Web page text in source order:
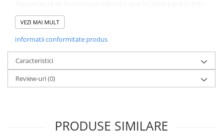
Baterii purificator
Carcase de schimb
Chei strangere
Cleme si suporti
Conectori si fitinguri
Garnituri si oringuri
С
Nu conține (poli) fosfați, este inofensiv pentru oameni și mediu
Cu filtrul Scalex, veți reduce cheltuielile asociate cazanul sau
întreținerea încălzitorului si consumul de energie electrică
Cazanul și încălzitorul vor funcționa mult mai mult.
VEZI MAI MULT
Informatii conformitate produs
Caracteristici
Review-uri(0)
PRODUSE SIMILARE